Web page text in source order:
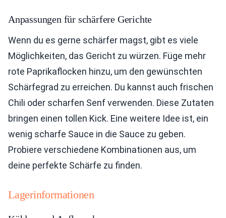
Anpassungen für schärfere Gerichte
Wenn du es gerne schärfer magst, gibt es viele
Möglichkeiten, das Gericht zu würzen. Füge mehr
rote Paprikaflocken hinzu, um den gewünschten
Schärfegrad zu erreichen. Du kannst auch frischen
Chili oder scharfen Senf verwenden. Diese Zutaten
bringen einen tollen Kick. Eine weitere Idee ist, ein
wenig scharfe Sauce in die Sauce zu geben.
Probiere verschiedene Kombinationen aus, um
deine perfekte Schärfe zu finden.
Lagerinformationen